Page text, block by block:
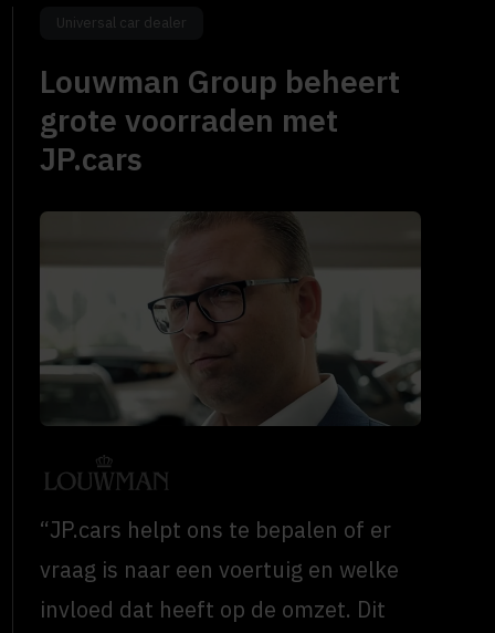
Universal car dealer
Louwman Group beheert
grote voorraden met
JP.cars
“JP.cars helpt ons te bepalen of er
vraag is naar een voertuig en welke
invloed dat heeft op de omzet. Dit